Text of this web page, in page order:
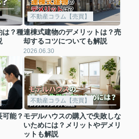
は？種
不動産コラム【売買】
連棟式建物のデメリットは？売
却するコツについても解説
2026.06.30
能？
不動産コラム【売買】
モデルハウスの購入で失敗しな
いためには？メリットやデメリ
ットも解説